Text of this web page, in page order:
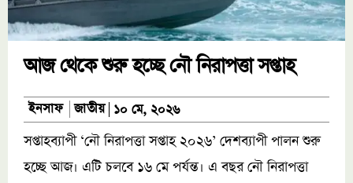
আজ থেকে শুরু হচ্ছে নৌ নিরাপত্তা সপ্তাহ
ইনসাফ জাতীয় ১০ মে, ২০২৬
সপ্তাহব্যাপী ‘নৌ নিরাপত্তা সপ্তাহ ২০২৬’ দেশব্যাপী পালন শুরু
হচ্ছে আজ। এটি চলবে ১৬ মে পর্যন্ত। এ বছর নৌ নিরাপত্তা